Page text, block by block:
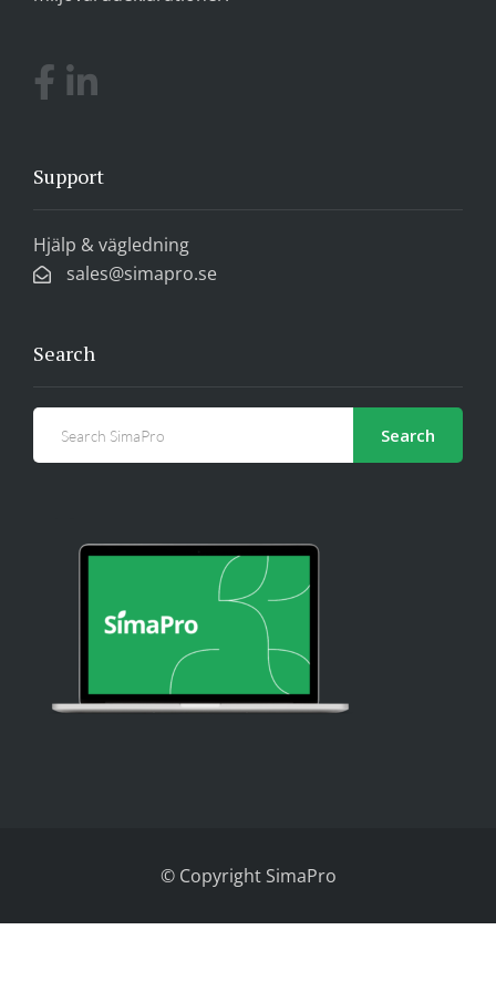
Support
Hjälp & vägledning
sales@simapro.se
Search
Search
© Copyright SimaPro